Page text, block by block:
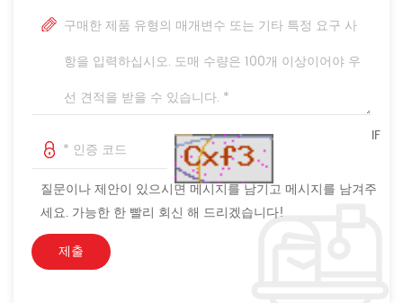
IF
질문이나 제안이 있으시면 메시지를 남기고 메시지를 남겨주
세요. 가능한 한 빨리 회신 해 드리겠습니다!